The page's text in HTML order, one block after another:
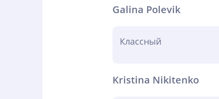
Galina Polevik
Классный
Kristina Nikitenko